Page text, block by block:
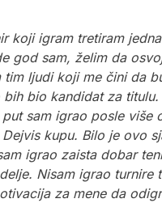
koji igram tretiram
god sam, želim da
tim ljudi koji me čini da
bio kandidat za
sam igrao posle više
kupu. Bilo je ovo
igrao zaista dobar
Nisam igrao turnire
za mene da